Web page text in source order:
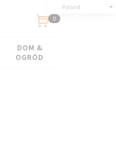
Poland
0
DOM &
OGRÓD